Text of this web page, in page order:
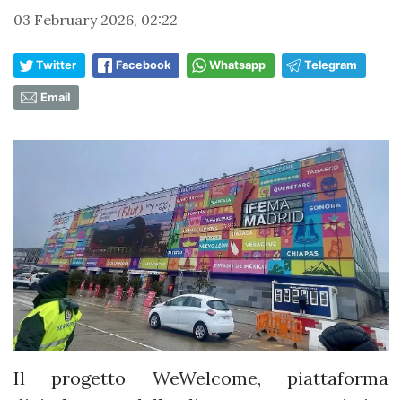
03 February 2026, 02:22
Twitter Facebook Whatsapp Telegram
Email
Il progetto WeWelcome, piattaforma